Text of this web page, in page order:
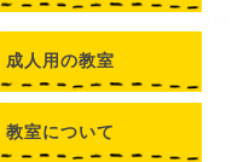
成人用の教室
教室について